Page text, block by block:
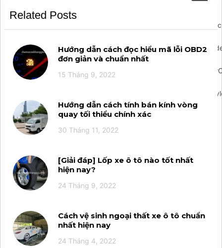
Related Posts
Hướng dẫn cách đọc hiểu mã lỗi OBD2
đơn giản và chuẩn nhất
15 Tháng 9, 2022
Hướng dẫn cách tính bán kính vòng
quay tối thiểu chính xác
30 Tháng 11, 2022
[Giải đáp] Lốp xe ô tô nào tốt nhất
hiện nay?
24 Tháng 9, 2022
Cách vệ sinh ngoại thất xe ô tô chuẩn
nhất hiện nay
24 Tháng 4, 2022
contactus/res/img/
would you like to contact
admin/admin-
{callback:{id:'callback',header:{content:"Để lại số điện thoại
của bạn. Tahico sẽ gọi lại sau ít phút!",layout:"text",},icon:'